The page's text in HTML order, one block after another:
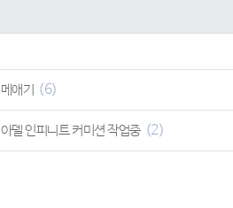
메애기 (6)
아델 인피니트 커미션 작업중 (2)